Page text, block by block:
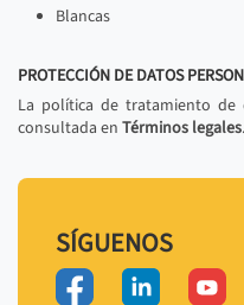
Blancas
PROTECCIÓN DE DATOS
La política de tratamiento de
consultada en Términos legales.
SÍGUENOS